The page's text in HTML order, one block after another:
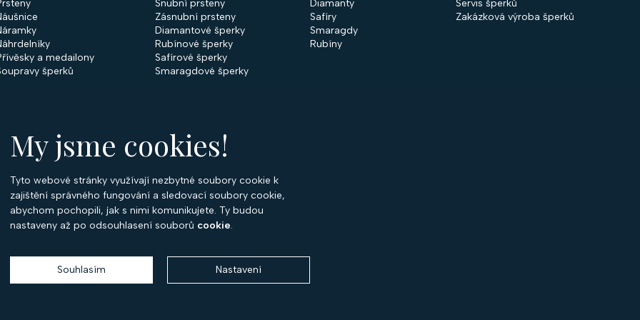
My jsme cookies!
Tyto webové stránky využívají nezbytné soubory cookie k
zajištění správného fungování a sledovací soubory cookie,
abychom pochopili, jak s nimi komunikujete. Ty budou
nastaveny až po odsouhlasení souborů cookie.
Nastavení
Souhlasím
a medailony
šperků
Snubní prsteny
Zásnubní prsteny
Diamantové šperky
Rubínové šperky
Safírové šperky
Smaragdové šperky
Diamanty
Safíry
Smaragdy
Rubíny
Servis šperků
Zakázková výroba šperků
Copyright 2026Optima Diamant. Všechna práva vyhrazena.